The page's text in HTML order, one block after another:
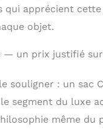
qui apprécient
objet.
— un prix justifié
souligner : un sac
segment du luxe
même du